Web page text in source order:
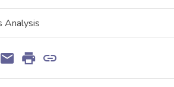
Analysis